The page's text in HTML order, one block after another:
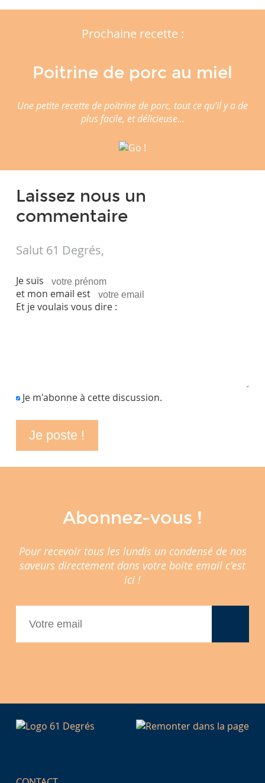
Prochaine recette :
Poitrine de porc au miel
Une petite recette de poitrine de porc, tout ce qu'il y a de
plus facile, et délicieuse...
Laissez nous un
commentaire
Salut 61 Degrés,
Je suis
et mon email est
Et je voulais vous dire :
Je m'abonne à cette discussion.
Abonnez-vous !
Pour recevoir tous les lundis un condensé de nos
saveurs directement dans votre boite email c'est
ici !